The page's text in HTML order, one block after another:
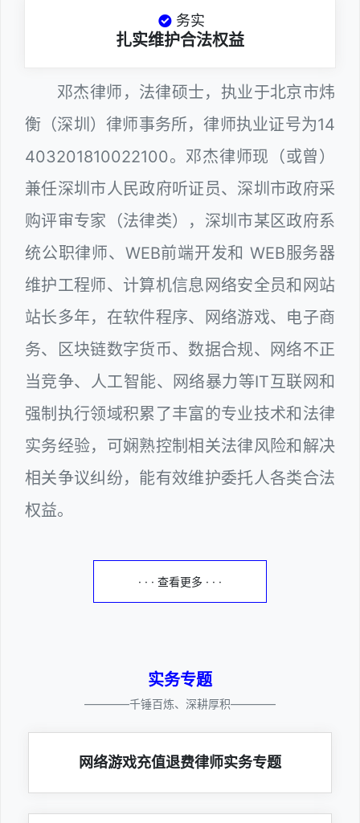
务实
扎实维护合法权益
邓杰律师，法律硕士，执业于北京市炜
衡（深圳）律师事务所，律师执业证号为14
403201810022100。邓杰律师现（或曾）
兼任深圳市人民政府听证员、深圳市政府采
购评审专家（法律类），深圳市某区政府系
统公职律师、WEB前端开发和 WEB服务器
维护工程师、计算机信息网络安全员和网站
站长多年，在软件程序、网络游戏、电子商
务、区块链数字货币、数据合规、网络不正
当竞争、人工智能、网络暴力等IT互联网和
强制执行领域积累了丰富的专业技术和法律
实务经验，可娴熟控制相关法律风险和解决
相关争议纠纷，能有效维护委托人各类合法
权益。
· · · 查看更多 · · ·
实务专题
————千锤百炼、深耕厚积————
网络游戏充值退费律师实务专题